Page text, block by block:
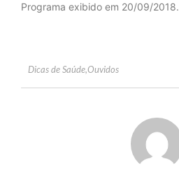
Programa exibido em 20/09/2018.
Dicas de Saúde,Ouvidos